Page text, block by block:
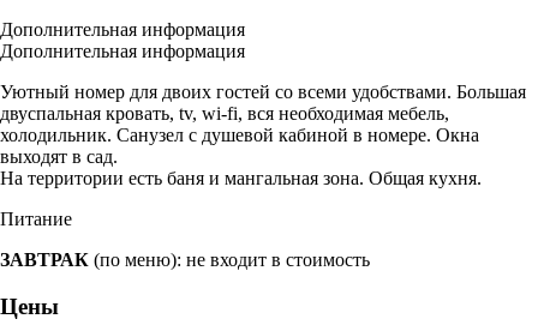
Дополнительная информация
Дополнительная информация
Уютный номер для двоих гостей со всеми удобствами. Большая
двуспальная кровать, tv, wi-fi, вся необходимая мебель,
холодильник. Санузел с душевой кабиной в номере. Окна
выходят в сад.
На территории есть баня и мангальная зона. Общая кухня.
Питание
ЗАВТРАК (по меню): не входит в стоимость
Цены